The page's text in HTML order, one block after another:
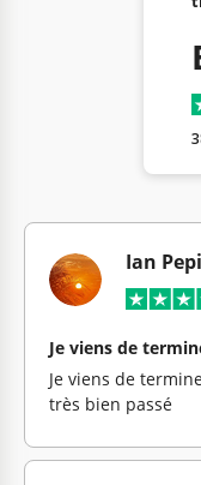
Ian
Je viens de
Je viens de
très bien passé